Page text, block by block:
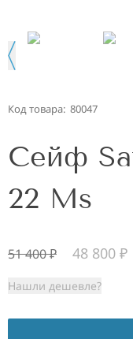
Код товара: 80047
Сейф
22 Ms
51 400₽ 48 800 ₽
Нашли дешевле?